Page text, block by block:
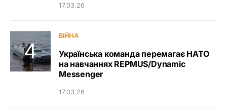
17.03.26
ВІЙНА
Українська команда перемагає НАТО
на навчаннях REPMUS/Dynamic
Messenger
17.03.26